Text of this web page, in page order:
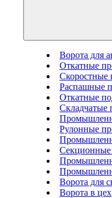
Ворота для
Откатные
Скоростные
Распашные
Откатные
Складчатые
Рулонные
Ворота для
Ворота в цех